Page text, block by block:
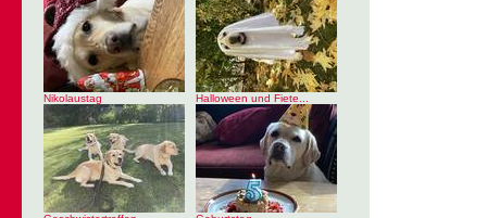
Nikolaustag Halloween und Fiete...